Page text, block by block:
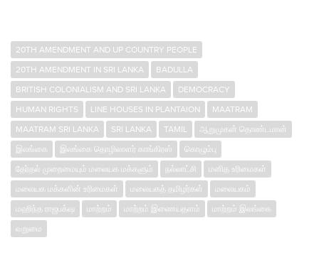
20TH AMENDMENT AND UP COUNTRY PEOPLE
20TH AMENDMENT IN SRI LANKA
BADULLA
BRITISH COLONIALISM AND SRI LANKA
DEMOCRACY
HUMAN RIGHTS
LINE HOUSES IN PLANTAION
MAATRAM
MAATRAM SRI LANKA
SRI LANKA TAMIL
ஆறுமுகன் தொண்டமான்
இலங்கை
இலங்கை தொழிலாளர் காங்கிரஸ்
கொழும்பு
தேர்தல் முறைமையும் மலையக மக்களும்
நல்லாட்சி
மனித உரிமைகள்
மலையக மக்களின் உரிமைகள்
மலையகத் தமிழர்கள்
மலையகம்
மஹிந்த ராஜபக்‌ஷ
மாற்றம் மாற்றம் இணையதளம்
மாற்றம் இலங்கை
வறுமை